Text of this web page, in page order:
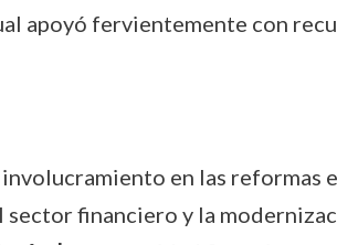
apoyó fervientemente con
en las reformas
financiero y la